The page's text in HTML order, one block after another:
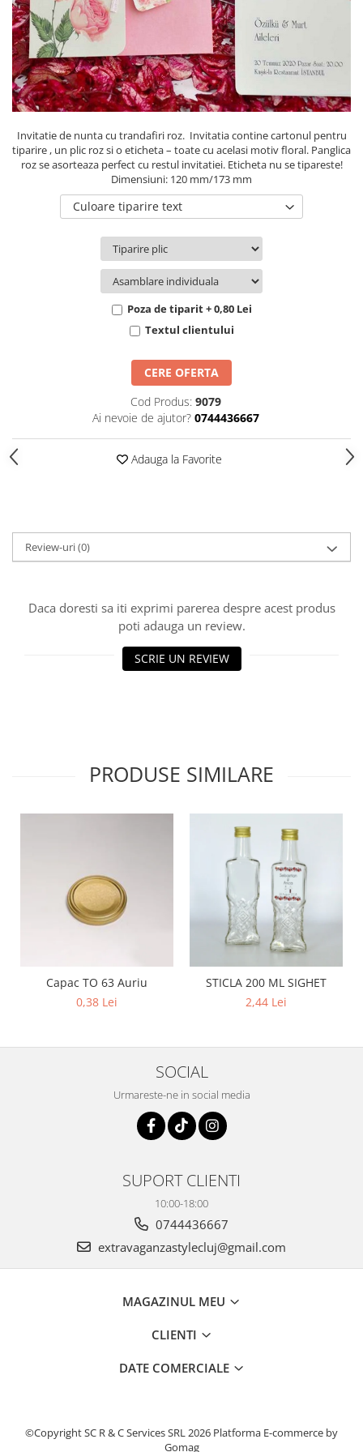
Pachete marturii
Pungi si cutii prajituri
Sticle si borcane
Cutii flori de hartie
Cutii flori de sapun
Cutii flori mixte
Cutii LUX
Aranjamente tematice
2025 Craciun
1 Martie
2020 Craciun si Anul Nou
2021 Crăciun
2022 Crăciun
Toamna și Halloween
Buchete extravagante
Invitatie de nunta cu trandafiri roz. Invitatia contine cartonul pentru
tiparire , un plic roz si o eticheta – toate cu acelasi motiv floral. Panglica
roz se asorteaza perfect cu restul invitatiei. Eticheta nu se tipareste!
Dimensiuni: 120 mm/173 mm
Culoare tiparire text
Poza de tiparit + 0,80 Lei
Textul clientului
CERE OFERTA
Cod Produs: 9079
Ai nevoie de ajutor? 0744436667
Adauga la Favorite
Review-uri(0)
Daca doresti sa iti exprimi parerea despre acest produs
poti adauga un review.
SCRIE UN REVIEW
PRODUSE SIMILARE
Capac TO 63 Auriu
0,38 Lei
STICLA 200 ML SIGHET
2,44 Lei
SOCIAL
Urmareste-ne in social media
SUPORT CLIENTI
10:00-18:00
0744436667
extravaganzastylecluj@gmail.com
MAGAZINUL MEU
CLIENTI
DATE COMERCIALE
©Copyright SC R & C Services SRL 2026 Platforma E-commerce by
Gomag